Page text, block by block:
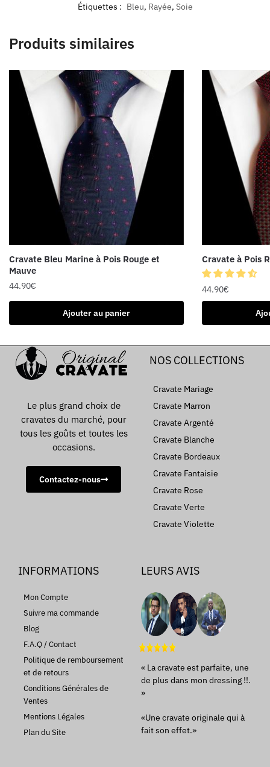
Étiquettes : Bleu, Rayée, Soie
Produits similaires
Cravate Bleu Marine à Pois Rouge et
Mauve
44.90€
Ajouter au panier
Cravate à Pois
44.90€
Le plus grand choix de
cravates du marché, pour
tous les goûts et toutes les
occasions.
Contactez-nous
NOS COLLECTIONS
Cravate Mariage
Cravate Marron
Cravate Argenté
Cravate Blanche
Cravate Bordeaux
Cravate Fantaisie
Cravate Rose
Cravate Verte
Cravate Violette
INFORMATIONS
Mon Compte
Suivre ma commande
Blog
F.A.Q / Contact
Politique de remboursement
et de retours
Conditions Générales de
Ventes
Mentions Légales
Plan du Site
LEURS AVIS
« La cravate est parfaite, une
de plus dans mon dressing !!.
»
«Une cravate originale qui à
fait son effet.»